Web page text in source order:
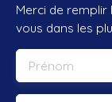
Merci de
vous dans les
Prénom